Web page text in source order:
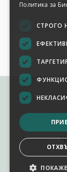
Политика за
СТРОГО